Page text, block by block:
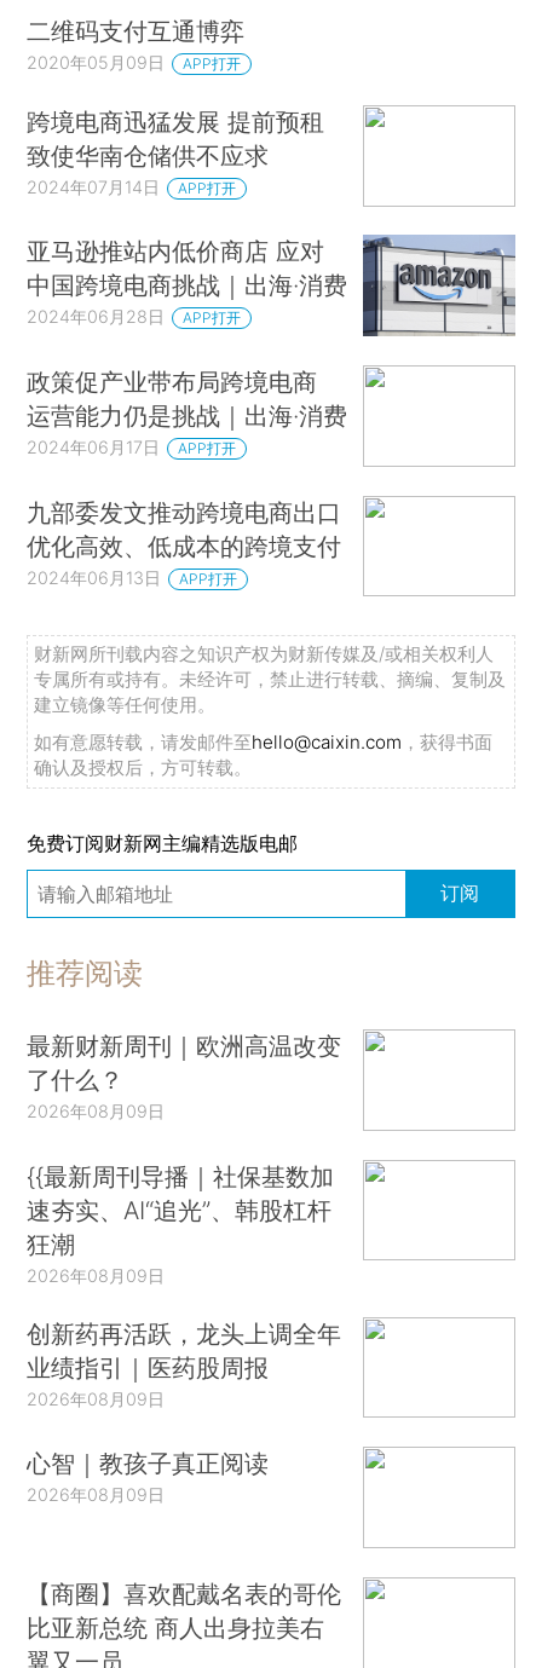
二维码支付互通博弈
2020年05月09日 APP打开
跨境电商迅猛发展 提前预租
致使华南仓储供不应求
2024年07月14日 APP打开
亚马逊推站内低价商店 应对
中国跨境电商挑战｜出海·消费
2024年06月28日 APP打开
政策促产业带布局跨境电商
运营能力仍是挑战｜出海·消费
2024年06月17日 APP打开
九部委发文推动跨境电商出口
优化高效、低成本的跨境支付
2024年06月13日 APP打开
财新网所刊载内容之知识产权为财新传媒及/或相关权利人
专属所有或持有。未经许可，禁止进行转载、摘编、复制及
建立镜像等任何使用。
如有意愿转载，请发邮件至hello@caixin.com ，获得书面
确认及授权后，方可转载。
免费订阅财新网主编精选版电邮
订阅
推荐阅读
最新财新周刊｜欧洲高温改变
了什么？
2026年08月09日
{{最新周刊导播｜社保基数加
速夯实、AI“追光”、韩股杠杆
狂潮
2026年08月09日
创新药再活跃，龙头上调全年
业绩指引｜医药股周报
2026年08月09日
心智｜教孩子真正阅读
2026年08月09日
【商圈】喜欢配戴名表的哥伦
比亚新总统 商人出身拉美右
翼又一员